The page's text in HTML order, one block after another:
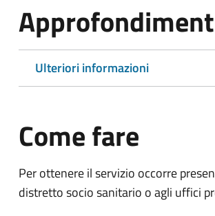
Ulteriori informazioni
Come fare
Per ottenere il servizio occorre
distretto socio sanitario o agli uffici